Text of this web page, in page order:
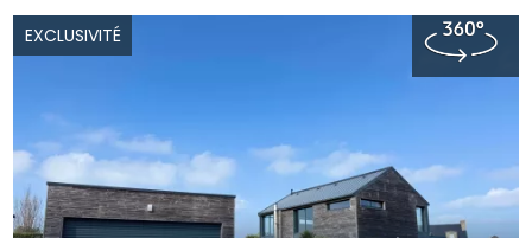
EXCLUSIVITÉ